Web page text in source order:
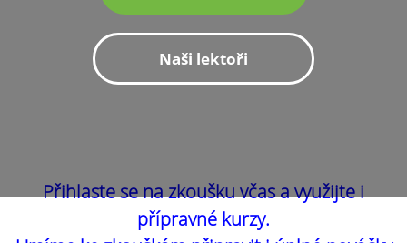
Naši lektoři
Přihlaste se na zkoušku včas a využijte i
přípravné kurzy.